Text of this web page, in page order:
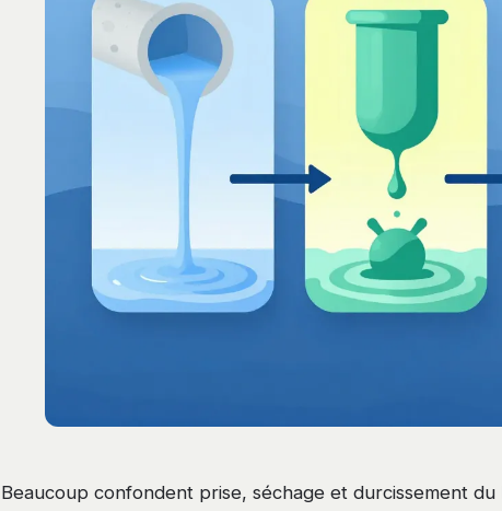
Beaucoup confondent prise, séchage et durcissement